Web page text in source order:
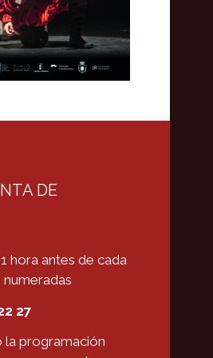
DE
hora antes de cada
27
programación